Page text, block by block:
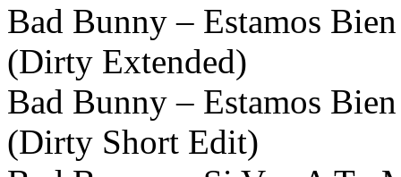
Bad Bunny – Estamos
(Dirty Extended)
Bad Bunny – Estamos
(Dirty Short Edit)